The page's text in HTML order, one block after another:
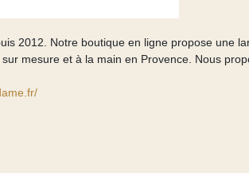
2012. Notre boutique en ligne propose une
mesure et à la main en Provence. Nous